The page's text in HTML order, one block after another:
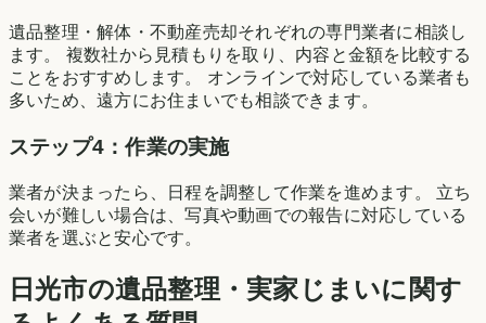
遺品整理・解体・不動産売却それぞれの専門業者に相談し
ます。 複数社から見積もりを取り、内容と金額を比較する
ことをおすすめします。 オンラインで対応している業者も
多いため、遠方にお住まいでも相談できます。
ステップ4：作業の実施
業者が決まったら、日程を調整して作業を進めます。 立ち
会いが難しい場合は、写真や動画での報告に対応している
業者を選ぶと安心です。
日光市の遺品整理・実家じまいに関す